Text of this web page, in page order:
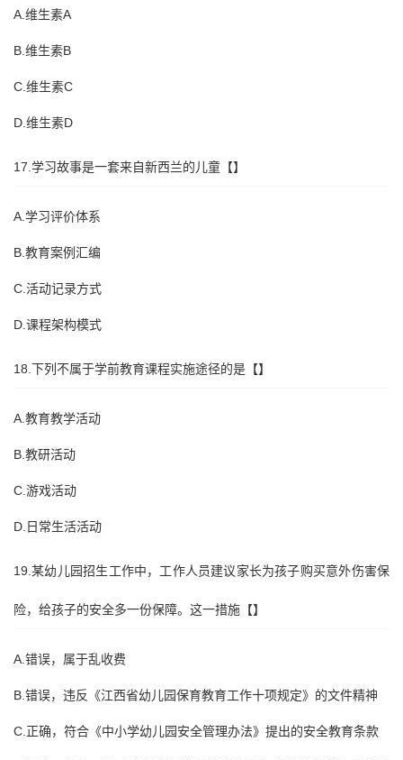
A.维生素A
B.维生素B
C.维生素C
D.维生素D
17.学习故事是一套来自新西兰的儿童【】
A.学习评价体系
B.教育案例汇编
C.活动记录方式
D.课程架构模式
18.下列不属于学前教育课程实施途径的是【】
A.教育教学活动
B.教研活动
C.游戏活动
D.日常生活活动
19.某幼儿园招生工作中，工作人员建议家长为孩子购买意外伤害保
险，给孩子的安全多一份保障。这一措施【】
A.错误，属于乱收费
B.错误，违反《江西省幼儿园保育教育工作十项规定》的文件精神
C.正确，符合《中小学幼儿园安全管理办法》提出的安全教育条款